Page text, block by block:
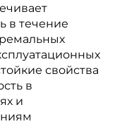
в течение
свойства
в
и